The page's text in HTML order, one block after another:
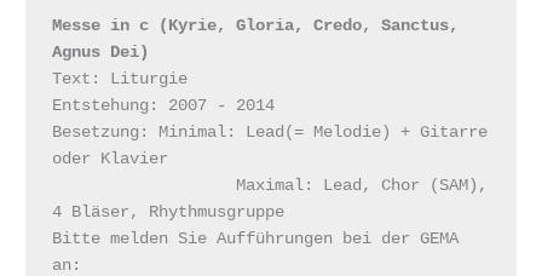
Messe in c (Kyrie, Gloria, Credo, Sanctus,
Agnus Dei)
Text: Liturgie
Entstehung: 2007 - 2014
Besetzung: Minimal: Lead(= Melodie) + Gitarre
oder Klavier
4 Bläser, Rhythmusgruppe
Bitte melden Sie Aufführungen bei der GEMA
an: